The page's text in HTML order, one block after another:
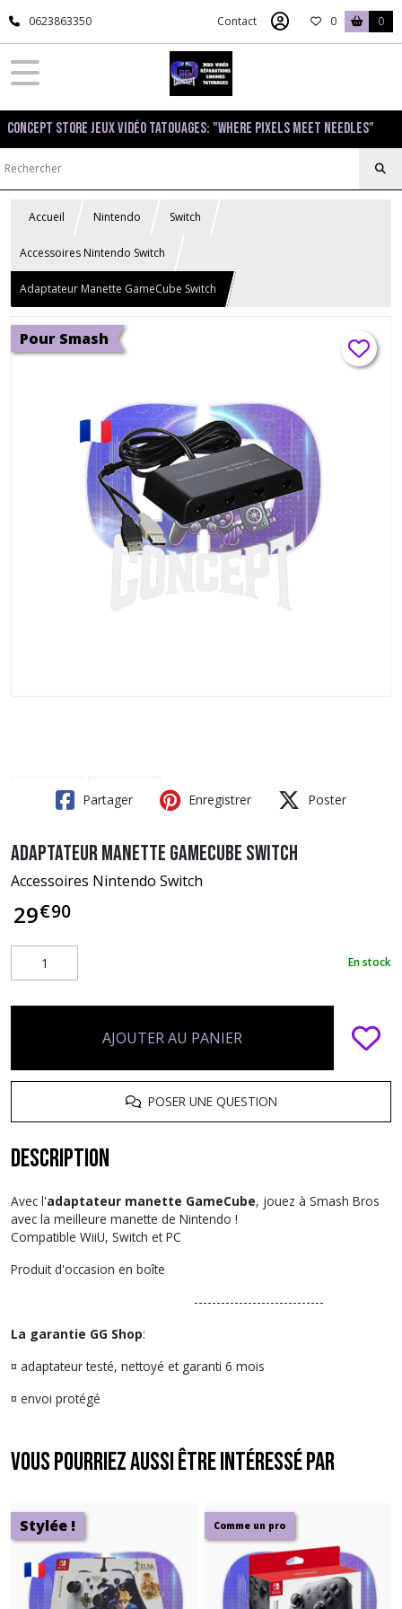
0623863350 Contact 0 0
Concept Store Jeux Vidéo Tatouages: "Where pixels meet needles"
Accueil Nintendo Switch
Accessoires Nintendo Switch
Adaptateur Manette GameCube Switch
Pour Smash
Partager Enregistrer Poster
Adaptateur Manette GameCube Switch
Accessoires Nintendo Switch
29€90
En stock
AJOUTER AU PANIER
POSER UNE QUESTION
Description
Avec l'adaptateur manette GameCube, jouez à Smash Bros
avec la meilleure manette de Nintendo !
Compatible WiiU, Switch et PC
Produit d'occasion en boîte
-----------------------------
La garantie GG Shop:
¤ adaptateur testé, nettoyé et garanti 6 mois
¤ envoi protégé
Vous pourriez aussi être intéressé par
Stylée ! Comme un pro